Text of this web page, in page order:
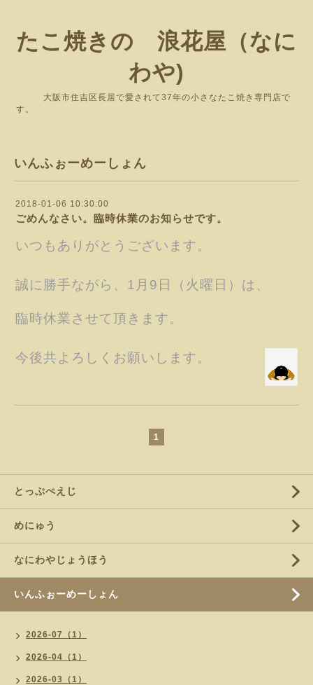
たこ焼きの 浪花屋（なに
わや)
大阪市住吉区長居で愛されて37年の小さなたこ焼き専門店で
す。
いんふぉーめーしょん
2018-01-06 10:30:00
ごめんなさい。臨時休業のお知らせです。
いつもありがとうございます。
誠に勝手ながら、1月9 日（火曜日） は、
臨時休業させて頂きます。
今後共よろしくお願いします。
1
とっぷぺえじ
めにゅう
なにわやじょうほう
いんふぉーめーしょん
2026-07（1）
2026-04（1）
2026-03（1）